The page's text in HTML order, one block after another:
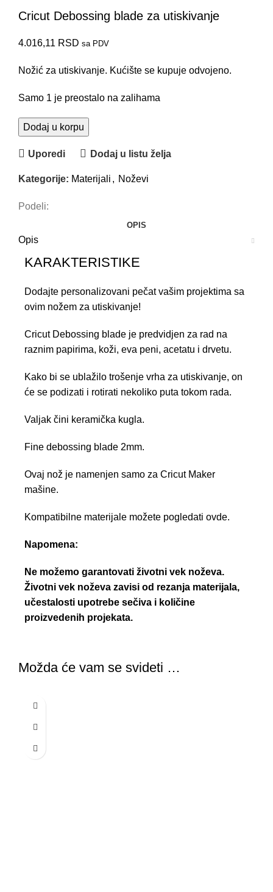
Cricut Debossing blade za utiskivanje
4.016,11 RSD sa PDV
Nožić za utiskivanje. Kućište se kupuje odvojeno.
Samo 1 je preostalo na zalihama
Dodaj u korpu
Uporedi Dodaj u listu želja
Kategorije: Materijali , Noževi
Podeli:
OPIS
Opis
KARAKTERISTIKE
Dodajte personalizovani pečat vašim projektima sa
ovim nožem za utiskivanje!
Cricut Debossing blade je predvidjen za rad na
raznim papirima, koži, eva peni, acetatu i drvetu.
Kako bi se ublažilo trošenje vrha za utiskivanje, on
će se podizati i rotirati nekoliko puta tokom rada.
Valjak čini keramička kugla.
Fine debossing blade 2mm.
Ovaj nož je namenjen samo za Cricut Maker
mašine.
Kompatibilne materijale možete pogledati ovde.
Napomena:
Ne možemo garantovati životni vek noževa.
Životni vek noževa zavisi od rezanja materijala,
učestalosti upotrebe sečiva i količine
proizvedenih projekata.
Možda će vam se svideti …